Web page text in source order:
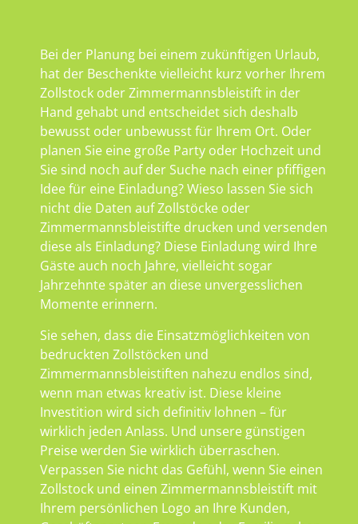
Bei der Planung bei einem zukünftigen Urlaub,
hat der Beschenkte vielleicht kurz vorher Ihrem
Zollstock oder Zimmermannsbleistift in der
Hand gehabt und entscheidet sich deshalb
bewusst oder unbewusst für Ihrem Ort. Oder
planen Sie eine große Party oder Hochzeit und
Sie sind noch auf der Suche nach einer pfiffigen
Idee für eine Einladung? Wieso lassen Sie sich
nicht die Daten auf Zollstöcke oder
Zimmermannsbleistifte drucken und versenden
diese als Einladung? Diese Einladung wird Ihre
Gäste auch noch Jahre, vielleicht sogar
Jahrzehnte später an diese unvergesslichen
Momente erinnern.
Sie sehen, dass die Einsatzmöglichkeiten von
bedruckten Zollstöcken und
Zimmermannsbleistiften nahezu endlos sind,
wenn man etwas kreativ ist. Diese kleine
Investition wird sich definitiv lohnen – für
wirklich jeden Anlass. Und unsere günstigen
Preise werden Sie wirklich überraschen.
Verpassen Sie nicht das Gefühl, wenn Sie einen
Zollstock und einen Zimmermannsbleistift mit
Ihrem persönlichen Logo an Ihre Kunden,